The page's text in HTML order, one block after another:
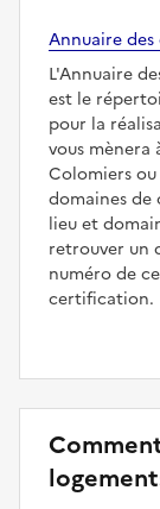
Annuaire
L'Annuaire
est le
pour la
vous mènera
Colomiers
domaines
lieu et
retrouver un
numéro de
certification.